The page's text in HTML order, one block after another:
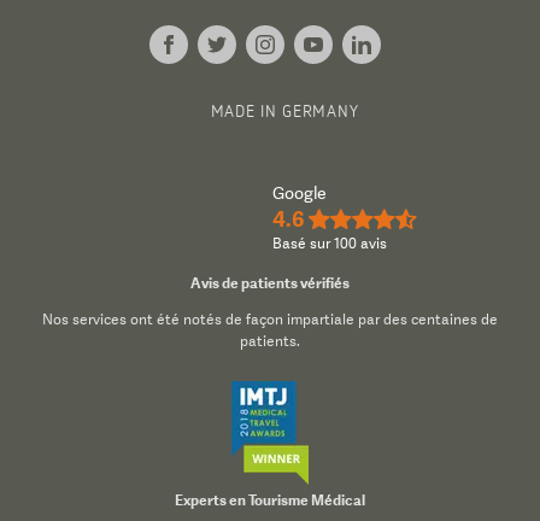
MADE IN GERMANY
Google
4.6 ★★★★½
Basé sur 100 avis
Avis de patients vérifiés
Nos services ont été notés de façon impartiale par des centaines de
patients.
Experts en Tourisme Médical